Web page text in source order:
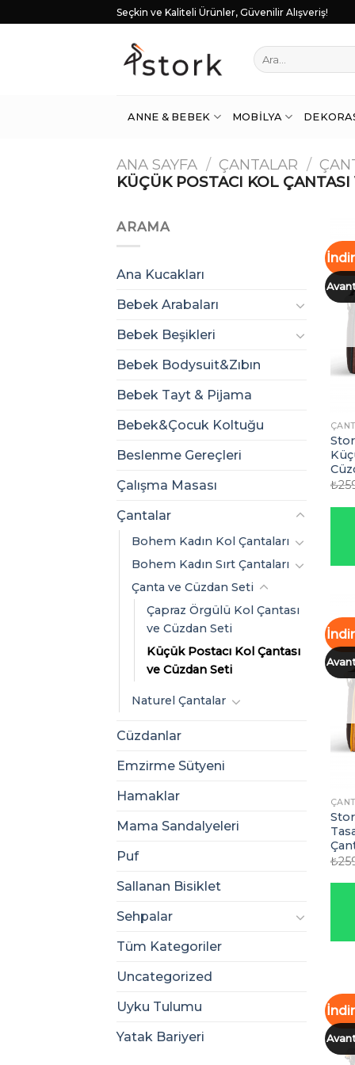
to
Seçkin ve Kaliteli Ürünler, Güvenilir Alışveriş!
Ara:
ANNE & BEBEK MOBILYA
ANA SAYFA / ÇANTALAR /
KÜÇÜK POSTACI KOL
ARAMA
Ana Kucakları
Bebek Arabaları
Bebek Beşikleri
Bebek Bodysuit&Zıbın
Bebek Tayt & Pijama
Bebek&Çocuk Koltuğu
Beslenme Gereçleri
Çalışma Masası
Çantalar
Bohem Kadın Kol Çantaları
Bohem Kadın Sırt Çantaları
Çanta ve Cüzdan Seti
Çapraz Örgülü Kol Çantası
ve Cüzdan Seti
Küçük Postacı Kol Çantası
ve Cüzdan Seti
Naturel Çantalar
Cüzdanlar
Emzirme Sütyeni
Hamaklar
Mama Sandalyeleri
Puf
Sallanan Bisiklet
Sehpalar
Tüm Kategoriler
Uncategorized
Uyku Tulumu
Yatak Bariyeri
₺
₺